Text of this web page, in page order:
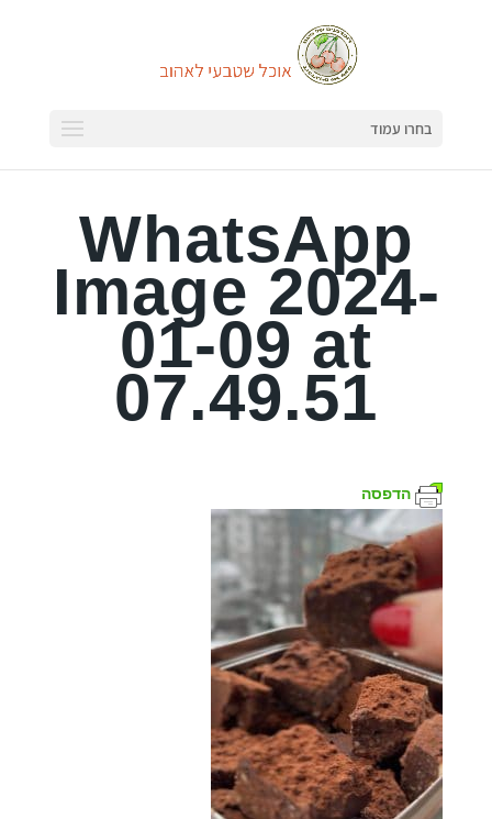
בחרו עמוד
WhatsApp
Image 2024-
01-09 at
07.49.51
הדפסה